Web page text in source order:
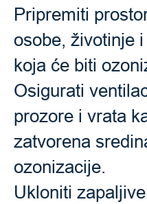
Pripremiti
osobe, životinje
koja će biti
Osigurati
prozore i vrata
zatvorena
ozonizacije.
Ukloniti